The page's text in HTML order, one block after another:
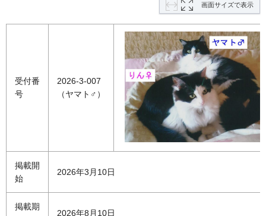
画面サイズで表示
受付番
号
2026-3-007
（ヤマト♂）
掲載開
始
2026年3月10日
掲載期
2026年8月10日